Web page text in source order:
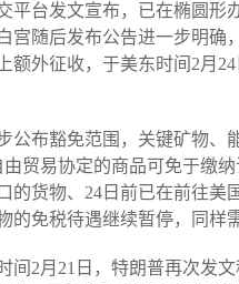
平台发文宣布，已在椭圆形
宫随后发布公告进一步明确
额外征收，于美东时间2月
公布豁免范围，关键矿物
贸易协定的商品可免于缴
的货物、24日前已在前往
的免税待遇继续暂停，同样
间2月21日，特朗普再次发